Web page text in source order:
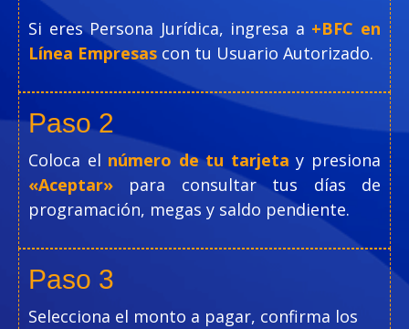
Si eres Persona Jurídica, ingresa a +BFC en
Línea Empresas con tu Usuario Autorizado.
Paso 2
Coloca el número de tu tarjeta y presiona
«Aceptar» para consultar tus días de
programación, megas y saldo pendiente.
Paso 3
Selecciona el monto a pagar, confirma los